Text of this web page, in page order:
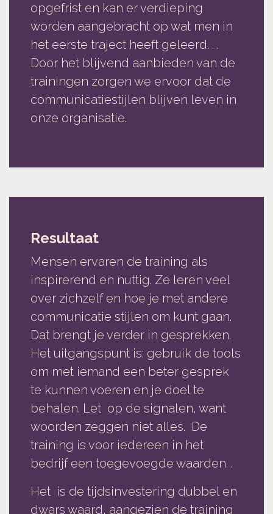
opgefrist en kan er verdieping
worden aangebracht op wat men in
het eerste traject heeft geleerd. . .
Door het blijvend aanbieden van de
trainingen zorgen we ervoor dat de
communicatiestijlen blijven leven in
onze organisatie.
Resultaat
Mensen ervaren de training als
inspirerend en nuttig. Ze leren veel
over zichzelf en hoe je met andere
communicatie stijlen om kunt gaan.
Dat brengt je verder in gesprekken.
Het uitgangspunt is: gebruik de tools
om met iemand een beter gesprek
te kunnen voeren en je doel te
behalen. Let op de signalen, want
woorden zeggen niet alles. De
training is voor iedereen in het
bedrijf een toegevoegde waarden. .
Het is de tijdsinvestering dubbel en
dwars waard, aangezien de training